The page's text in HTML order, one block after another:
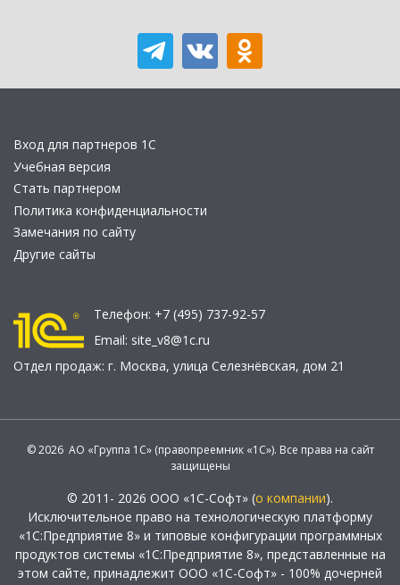
Вход для партнеров 1С
Учебная версия
Стать партнером
Политика конфиденциальности
Замечания по сайту
Другие сайты
Телефон: +7 (495) 737-92-57
Email: site_v8@1c.ru
Отдел продаж: г. Москва, улица Селезнёвская, дом 21
© 2026 АО «Группа 1С» (правопреемник «1С»). Все права на сайт
защищены
© 2011- 2026 ООО «1С-Софт» (о компании).
Исключительное право на технологическую платформу
«1С:Предприятие 8» и типовые конфигурации программных
продуктов системы «1С:Предприятие 8», представленные на
этом сайте, принадлежит ООО «1С-Софт» - 100% дочерней